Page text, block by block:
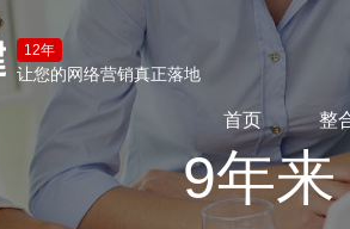
12年
让您的网络营销真正落地
首页 整
9年